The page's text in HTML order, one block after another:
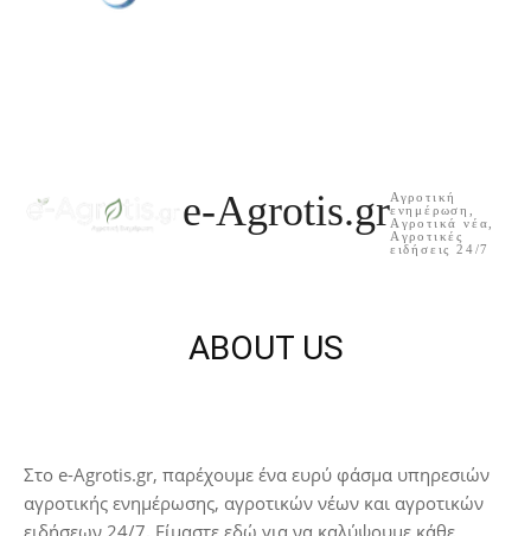
e-Agrotis.grΑγροτική
ενημέρωση,
Aγροτικά νέα,
Aγροτικές
ειδήσεις 24/7
ABOUT US
Στο e-Agrotis.gr, παρέχουμε ένα ευρύ φάσμα υπηρεσιών
αγροτικής ενημέρωσης, αγροτικών νέων και αγροτικών